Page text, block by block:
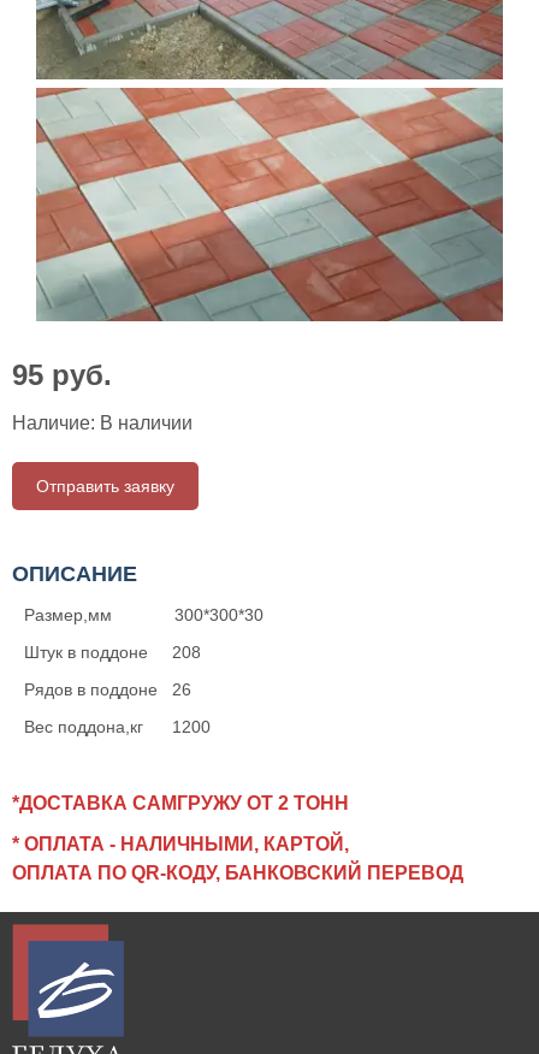
95 руб.
Наличие: В наличии
Отправить заявку
ОПИСАНИЕ
Размер,мм 300*300*30
Штук в поддоне 208
Рядов в поддоне 26
Вес поддона,кг 1200
*ДОСТАВКА САМГРУЖУ ОТ 2 ТОНН
* ОПЛАТА - НАЛИЧНЫМИ, КАРТОЙ,
ОПЛАТА ПО QR-КОДУ, БАНКОВСКИЙ ПЕРЕВОД